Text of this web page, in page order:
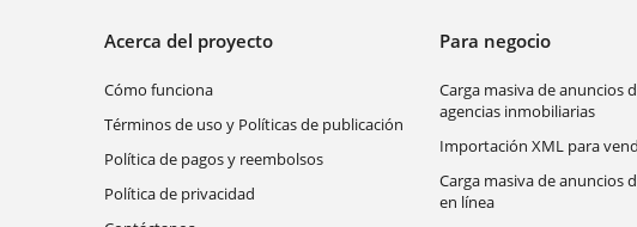
Acerca del proyecto
Cómo funciona
Términos de uso y Políticas de publicación
Política de pagos y reembolsos
Política de privacidad
Para negocio
Carga masiva de anuncios
agencias inmobiliarias
Importación XML para
Carga masiva de anuncios
en línea